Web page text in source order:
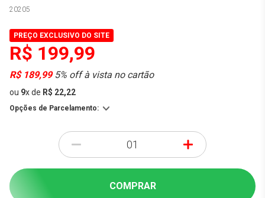
20205
PREÇO EXCLUSIVO DO SITE
R$ 199,99
R$ 189,995% off à vista no cartão
ou 9xde R$ 22,22
Opções de Parcelamento:
- +
COMPRAR